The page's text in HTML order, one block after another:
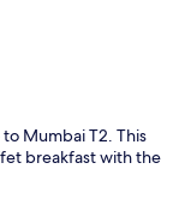
Mumbai T2. This
breakfast with the